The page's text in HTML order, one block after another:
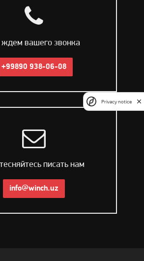
вашего звонка
+99890 938-06-08
писать нам
info@winch.uz
Privacy notice